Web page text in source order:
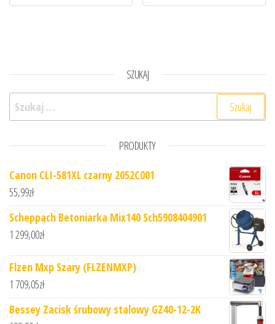
SZUKAJ
Szukaj:
PRODUKTY
Canon CLI-581XL czarny 2052C001
55,99zł
Scheppach Betoniarka Mix140 Sch5908404901
1 299,00zł
Flzen Mxp Szary (FLZENMXP)
1 709,05zł
Bessey Zacisk śrubowy stalowy GZ40-12-2K